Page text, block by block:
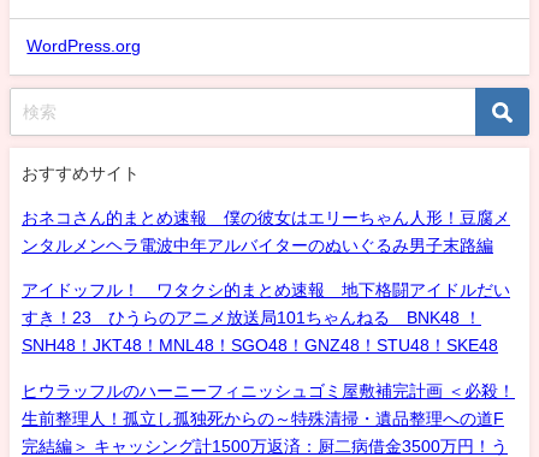
WordPress.org
おすすめサイト
おネコさん的まとめ速報 僕の彼女はエリーちゃん人形！豆腐メ
ンタルメンヘラ電波中年アルバイターのぬいぐるみ男子末路編
アイドッフル！ ワタクシ的まとめ速報 地下格闘アイドルだい
すき！23 ひうらのアニメ放送局101ちゃんねる BNK48 ！
SNH48！JKT48！MNL48！SGO48！GNZ48！STU48！SKE48
ヒウラッフルのハーニーフィニッシュゴミ屋敷補完計画 ＜必殺！
生前整理人！孤立し孤独死からの～特殊清掃・遺品整理への道F
完結編＞ キャッシング計1500万返済：厨二病借金3500万円！う